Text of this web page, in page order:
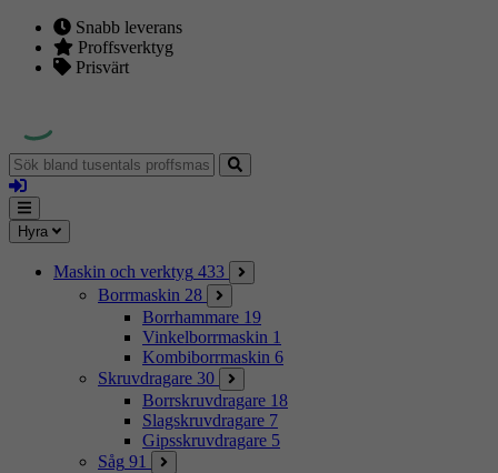
Snabb leverans
Proffsverktyg
Prisvärt
Sök
bland
tusentals
proffsmaskiner
Logga
in
Mina
sidor
Meny
Hyra
Maskin och verktyg 433
Borrmaskin 28
Borrhammare 19
Vinkelborrmaskin 1
Kombiborrmaskin 6
Skruvdragare 30
Borrskruvdragare 18
Slagskruvdragare 7
Gipsskruvdragare 5
Såg 91